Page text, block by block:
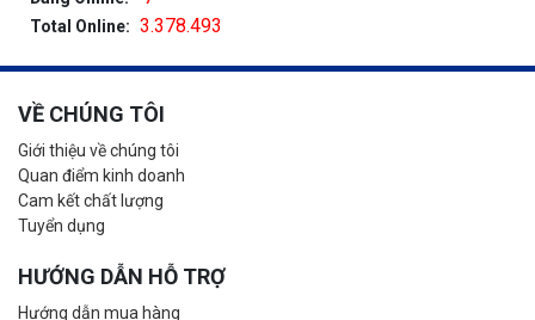
Total Online: 3.378.493
VỀ CHÚNG TÔI
Giới thiệu về chúng tôi
Quan điểm kinh doanh
Cam kết chất lượng
Tuyển dụng
HƯỚNG DẪN HỖ TRỢ
Hướng dẫn mua hàng